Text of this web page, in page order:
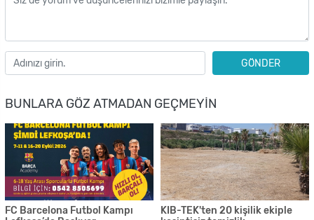
GÖNDER
BUNLARA GÖZ ATMADAN GEÇMEYIN
FC Barcelona Futbol Kampı
KIB-TEK'ten 20 kişilik ekiple